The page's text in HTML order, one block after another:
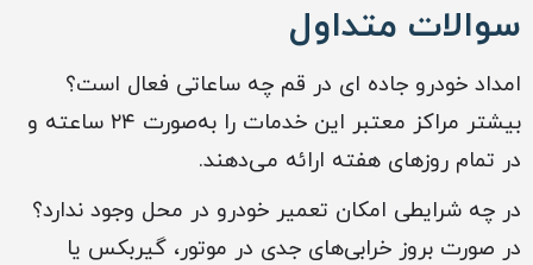
سوالات متداول
امداد خودرو جاده ای در قم چه ساعاتی فعال است؟
بیشتر مراکز معتبر این خدمات را به‌صورت ۲۴ ساعته و
در تمام روزهای هفته ارائه می‌دهند.
در چه شرایطی امکان تعمیر خودرو در محل وجود ندارد؟
در صورت بروز خرابی‌های جدی در موتور، گیربکس یا